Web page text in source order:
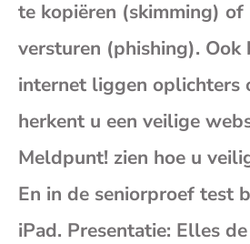
te kopiëren (skimming) of
versturen (phishing). Ook
internet liggen oplichters
herkent u een veilige
Meldpunt! zien hoe u
En in de seniorproef test
iPad. Presentatie: Elles